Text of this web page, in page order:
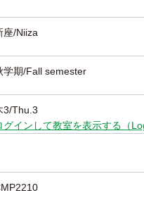
座/Niiza
学期/Fall semester
3/Thu.3
グインして教室を表示する（